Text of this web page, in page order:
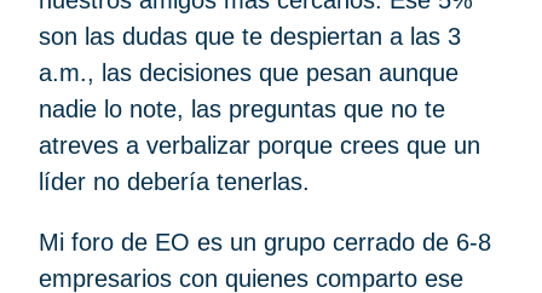
son las dudas que te despiertan a las 3
a.m., las decisiones que pesan aunque
nadie lo note, las preguntas que no te
atreves a verbalizar porque crees que un
líder no debería tenerlas.
Mi foro de EO es un grupo cerrado de 6-8
empresarios con quienes comparto ese